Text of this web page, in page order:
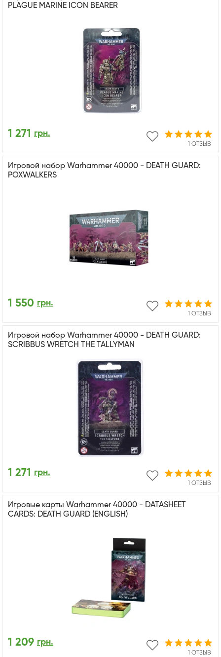
PLAGUE MARINE ICON BEARER
1 ОТЗЫВ
1 271 грн.
Игровой набор Warhammer 40000 - DEATH GUARD:
POXWALKERS
1 ОТЗЫВ
1 550 грн.
Игровой набор Warhammer 40000 - DEATH GUARD:
SCRIBBUS WRETCH THE TALLYMAN
1 ОТЗЫВ
1 271 грн.
Игровые карты Warhammer 40000 - DATASHEET
CARDS: DEATH GUARD (ENGLISH)
1 ОТЗЫВ
1 209 грн.